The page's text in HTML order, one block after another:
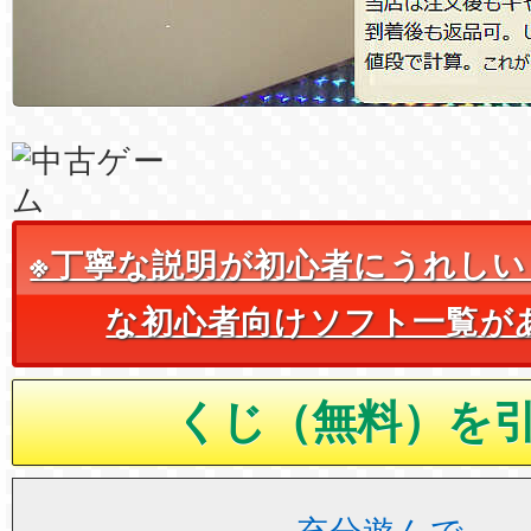
※丁寧な説明が初心者にうれし
な初心者向けソフト一覧が